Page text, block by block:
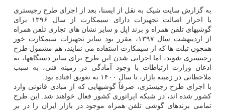
به گزارش سایت شیک به نقل از ایسنا، بعد از اجرای طرح رجیستری
یا احراز اصالت تجهیزات دارای سیمکارت از سال ۱۳۹۶ برای
گوشیهای تلفن همراه و برند اپل و سایر نشان های تجاری تلفن همراه
از اردیبهشت سال ۱۳۹۷، مقرر بود سایر تجهیزات سیمکارت خور
همچون تبلت ها که از سیمکارت استفاده می نمایند، هم مشمول طرح
رجیستری شوند، اما اجرایی شدن این طرح برای سایر دستگاهها، به
اذعان وزارت ارتباطات با وجود آمادگی در زمینه فنی، به سبب
ملاحظاتی در زمینه بازار، تا سال ۱۴۰۰ به تعویق افتاده بود.
با اجرای طرح رجیستری، صرفاً گوشیهایی که از مبادی قانونی وارد
کشور شده اند، در شبکه اپراتوری کشور فعال خواهند شد. این طرح
تمامی برندهای گوشی تلفن همراه موجود در بازار ایران را در بر